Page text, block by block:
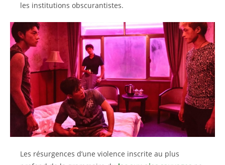
les institutions obscurantistes.
Les résurgences d’une violence inscrite au plus